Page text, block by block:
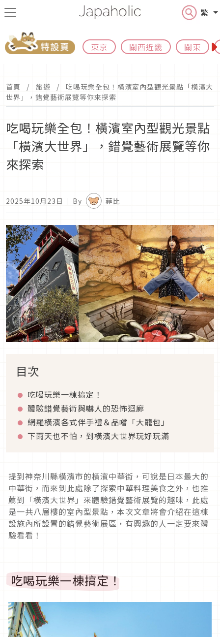
繁
東京 關西近畿 關東
首頁 旅遊
吃喝玩樂全包！橫濱室內型觀光景點「橫濱大
世界」，錯覺藝術展覽等你來探索
吃喝玩樂全包！橫濱室內型觀光景點
「橫濱大世界」，錯覺藝術展覽等你
來探索
2025年10月23日 ｜ By 菲比
目次
吃喝玩樂一棟搞定！
體驗錯覺藝術與嚇人的恐怖迴廊
網羅橫濱各式伴手禮＆品嚐「大籠包」
下雨天也不怕，到橫濱大世界玩好玩滿
提到神奈川縣橫濱市的橫濱中華街，可說是日本最大的
中華街，而來到此處除了探索中華料理美食之外，也推
薦到「橫濱大世界」來體驗錯覺藝術展覽的趣味，此處
是一共八層樓的室內型景點，本次文章將會介紹在這棟
設施內所設置的錯覺藝術展區，有興趣的人一定要來體
驗看看！
吃喝玩樂一棟搞定！